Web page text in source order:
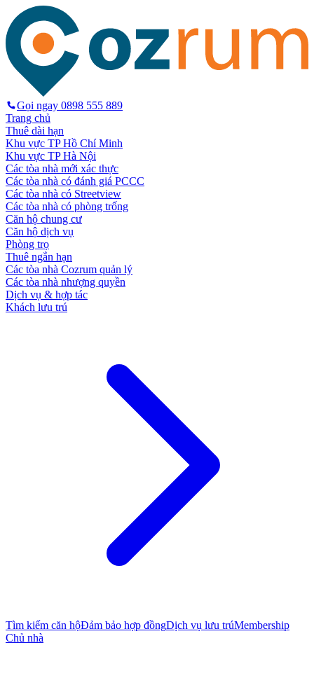
Gọi ngay 0898 555 889
Trang chủ
Thuê dài hạn
Khu vực TP Hồ Chí Minh
Khu vực TP Hà Nội
Các tòa nhà mới xác thực
Các tòa nhà có đánh giá PCCC
Các tòa nhà có Streetview
Các tòa nhà có phòng trống
Căn hộ chung cư
Căn hộ dịch vụ
Phòng trọ
Thuê ngắn hạn
Các tòa nhà Cozrum quản lý
Các tòa nhà nhượng quyền
Dịch vụ & hợp tác
Khách lưu trú
Tìm kiếm căn hộĐảm bảo hợp đồngDịch vụ lưu trúMembership
Chủ nhà